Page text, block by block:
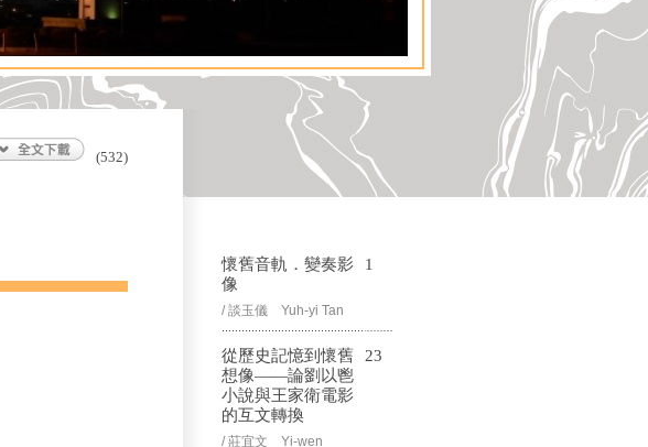
(532)
懷舊音軌．變奏影
像
/ 談玉儀 Yuh-yi Tan
1
從歷史記憶到懷舊
想像——論劉以鬯
小說與王家衛電影
的互文轉換
/ 莊宜文 Yi-wen
23